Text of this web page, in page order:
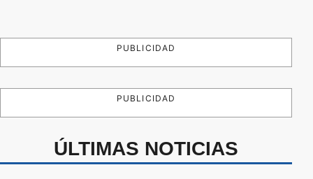
PUBLICIDAD
PUBLICIDAD
ÚLTIMAS NOTICIAS